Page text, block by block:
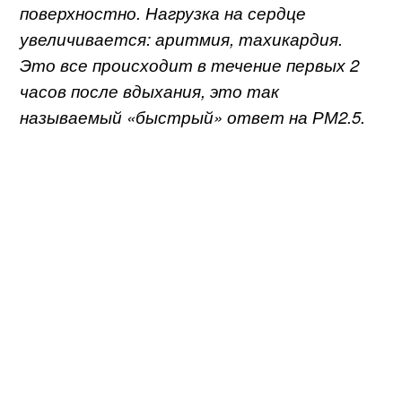
поверхностно. Нагрузка на сердце
увеличивается: аритмия, тахикардия.
Это все происходит в течение первых 2
часов после вдыхания, это так
называемый «быстрый» ответ на РМ2.5.